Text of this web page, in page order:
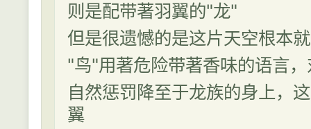
则是配带著羽翼的"龙"
但是很遗憾的是这片天空根本
"鸟"用著危险带著香味的语言
自然惩罚降至于龙族的身上，
翼